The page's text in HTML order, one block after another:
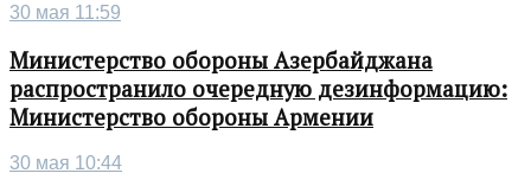
30 мая 11:59
Министерство обороны Азербайджана
распространило очередную дезинформацию:
Министерство обороны Армении
30 мая 10:44